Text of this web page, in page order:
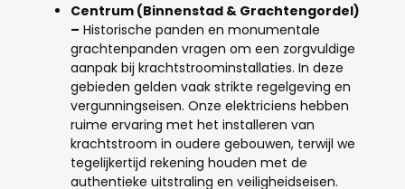
Centrum (Binnenstad & Grachtengordel)
– Historische panden en monumentale
grachtenpanden vragen om een zorgvuldige
aanpak bij krachtstroominstallaties. In deze
gebieden gelden vaak strikte regelgeving en
vergunningseisen. Onze elektriciens hebben
ruime ervaring met het installeren van
krachtstroom in oudere gebouwen, terwijl we
tegelijkertijd rekening houden met de
authentieke uitstraling en veiligheidseisen.